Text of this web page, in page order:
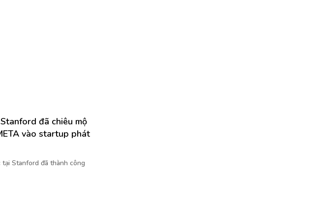
đã chiêu mộ
vào startup phát
Stanford đã thành công